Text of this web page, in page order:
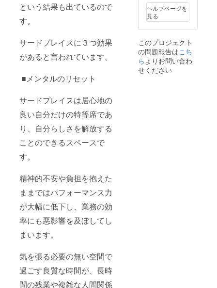
という結果も出ているので
す。
サードプレイスに３つ効果
があると言われています。
■メンタルのリセット
サードプレイスは居心地の
良い自分だけの特等席であ
り、自分らしさを解放する
ことのできるスペースで
す。
精神的不安や負担を抱えた
ままではパフォーマンス力
が大幅に低下し、業務の効
率にも悪影響を及ぼしてし
まいます。
気を張る必要の無い空間で
過ごす良質な時間が、長時
間の残業や複雑な人間関係
ヘルプページを
見る
このプロジェクト
の問題報告はこち
ら よりお問い合わ
せください